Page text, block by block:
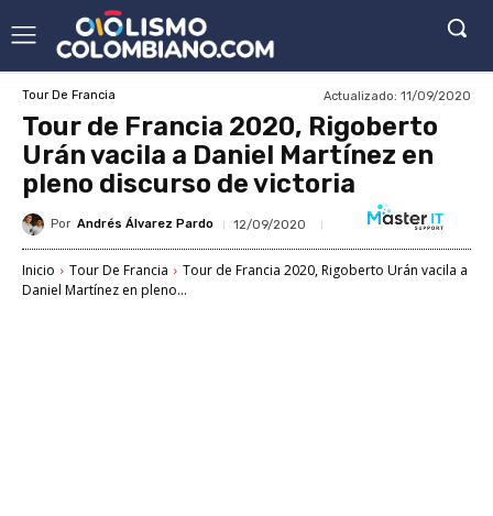
Tour De Francia Actualizado: 11/09/2020
Tour de Francia 2020, Rigoberto
Urán vacila a Daniel Martínez en
pleno discurso de victoria
Por Andrés Álvarez Pardo 12/09/2020
Inicio Tour De Francia
Tour de Francia 2020, Rigoberto Urán vacila a
Daniel Martínez en pleno...